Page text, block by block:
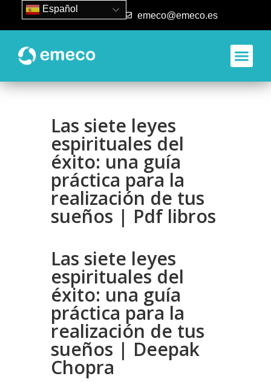
93 840 50 80 emeco@emeco.es
Las siete leyes
espirituales del
éxito: una guía
práctica para la
realización de tus
sueños | Pdf libros
Las siete leyes
espirituales del
éxito: una guía
práctica para la
realización de tus
sueños | Deepak
Chopra
Español